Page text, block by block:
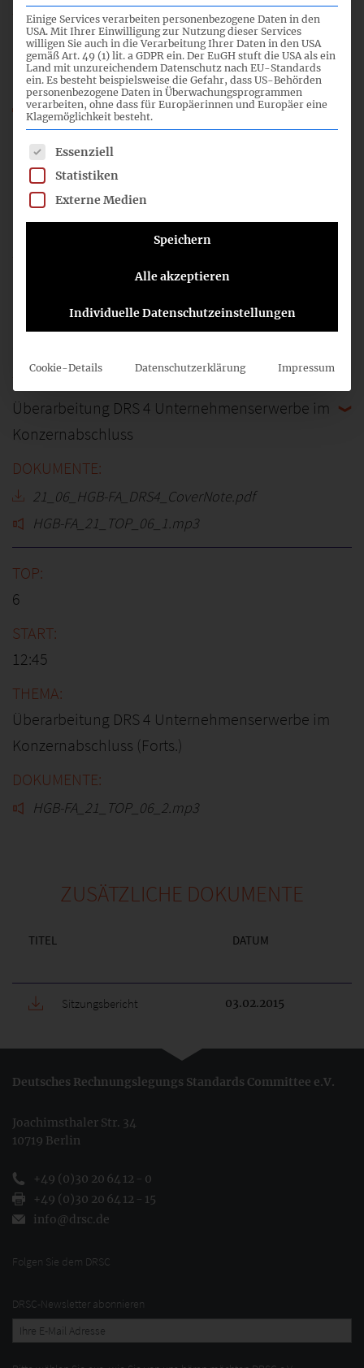
E-DRS 29 Konzerneigenkapital
21_05_HGB-FA_UEE-DRS-29_CN.pdf
HGB-FA_21_TOP_05.mp3
03.02.2015
Überarbeitung DRS 4 Unternehmenserwerbe im
Konzernabschluss
21_06_HGB-FA_DRS4_CoverNote.pdf
HGB-FA_21_TOP_06_1.mp3
6
12:45
Überarbeitung DRS 4 Unternehmenserwerbe im
Konzernabschluss (Forts.)
HGB-FA_21_TOP_06_2.mp3
ZUSÄTZLICHE DOKUMENTE
TITEL DATUM
Sitzungsbericht 03.02.2015
Deutsches Rechnungslegungs Standards Committee e.V.
Joachimsthaler Str. 34
10719 Berlin
+49 (0)30 20 64 12 - 0
+49 (0)30 20 64 12 - 15
info@drsc.de
Folgen Sie dem DRSC
DRSC-Newsletter abonnieren
Einige Services verarbeiten personenbezogene Daten in den
USA. Mit Ihrer Einwilligung zur Nutzung dieser Services
willigen Sie auch in die Verarbeitung Ihrer Daten in den USA
gemäß Art. 49 (1) lit. a GDPR ein. Der EuGH stuft die USA als ein
Land mit unzureichendem Datenschutz nach EU-Standards
ein. Es besteht beispielsweise die Gefahr, dass US-Behörden
personenbezogene Daten in Überwachungsprogrammen
verarbeiten, ohne dass für Europäerinnen und Europäer eine
Klagemöglichkeit besteht.
Es folgt eine Liste der Service-Gruppen, für die eine
Essenziell
Statistiken
Externe Medien
Speichern
Alle akzeptieren
Individuelle Datenschutzeinstellungen
Cookie-Details Datenschutzerklärung Impressum